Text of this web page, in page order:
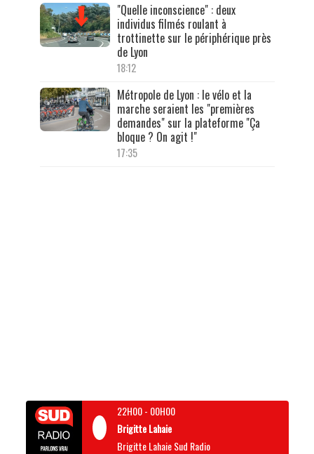
"Quelle inconscience" : deux
individus filmés roulant à
trottinette sur le périphérique près
de Lyon
18:12
Métropole de Lyon : le vélo et la
marche seraient les "premières
demandes" sur la plateforme "Ça
bloque ? On agit !"
17:35
22H00- 00H00
Brigitte Lahaie
Brigitte Lahaie Sud Radio